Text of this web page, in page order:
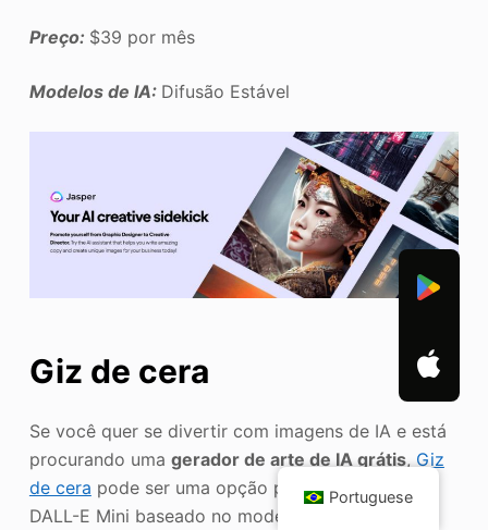
Preço: $39 por mês
Modelos de IA: Difusão Estável
Giz de cera
Se você quer se divertir com imagens de IA e está
procurando uma gerador de arte de IA grátis, Giz
de cera pode ser uma opção perfeita. É o antigo
DALL-E Mini baseado no modelo DALL-E de
Portuguese